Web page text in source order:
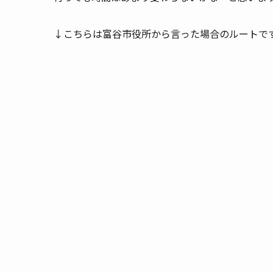
↓こちらは富谷市役所から言った場合のルートで